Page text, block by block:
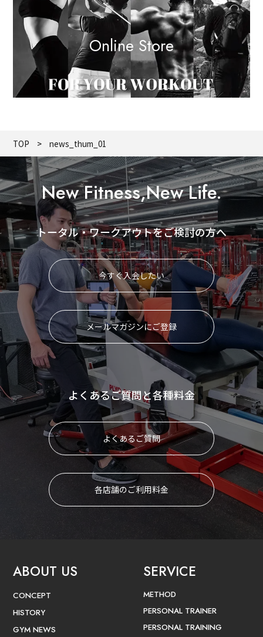
Online Store
TOP news_thum_01
New Fitness,New Life.
トータル・ワークアウトをご検討の方へ
今すぐ入会したい
メールマガジンにご登録
よくあるご質問と各種料金
よくあるご質問
各店舗のご利用料金
ABOUT US
CONCEPT
HISTORY
GYM NEWS
SERVICE
METHOD
PERSONAL TRAINER
PERSONAL TRAINING